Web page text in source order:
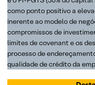
como ponto positivo a
inerente ao modelo de
compromissos de
limites de covenant e os
processo de
qualidade de crédito da